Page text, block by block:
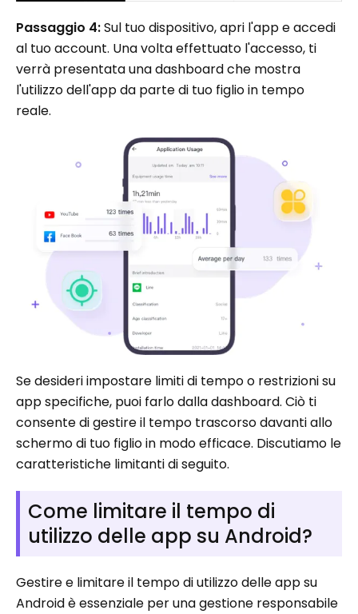
Passaggio 4:Sul tuo dispositivo, apri l'app e accedi
al tuo account. Una volta effettuato l'accesso, ti
verrà presentata una dashboard che mostra
l'utilizzo dell'app da parte di tuo figlio in tempo
reale.
Se desideri impostare limiti di tempo o restrizioni su
app specifiche, puoi farlo dalla dashboard. Ciò ti
consente di gestire il tempo trascorso davanti allo
schermo di tuo figlio in modo efficace. Discutiamo le
caratteristiche limitanti di seguito.
Come limitare il tempo di
utilizzo delle app su Android?
Gestire e limitare il tempo di utilizzo delle app su
Android è essenziale per una gestione responsabile